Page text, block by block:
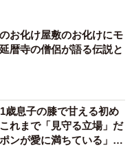
お化け屋敷のお化けにモ
暦寺の僧侶が語る伝説と
息子の膝で甘える初め
れまで「見守る立場」だ
ンが愛に満ちている」